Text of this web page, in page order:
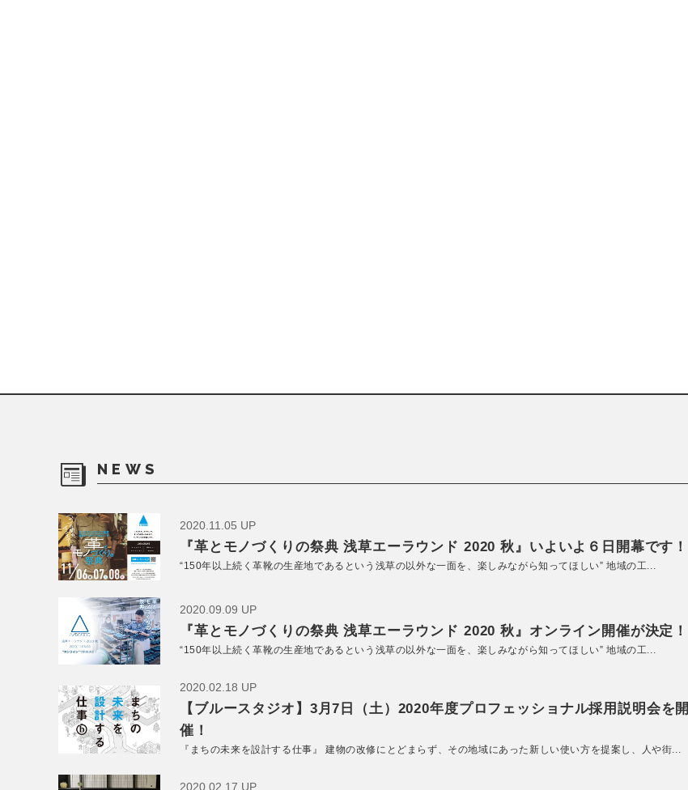
NEWS
2020.11.05 UP
『革とモノづくりの祭典 浅草エーラウンド 2020 秋』いよいよ６日開幕です！
“150年以上続く革靴の生産地であるという浅草の以外な一面を、楽しみながら知ってほしい” 地域の工...
2020.09.09 UP
『革とモノづくりの祭典 浅草エーラウンド 2020 秋』オンライン開催が決定！
“150年以上続く革靴の生産地であるという浅草の以外な一面を、楽しみながら知ってほしい” 地域の工...
2020.02.18 UP
【ブルースタジオ】3月7日（土）2020年度プロフェッショナル採用説明会を開
催！
『まちの未来を設計する仕事』 建物の改修にとどまらず、その地域にあった新しい使い方を提案し、人や街...
2020.02.17 UP